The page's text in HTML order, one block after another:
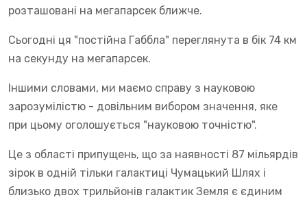
розташовані на мегапарсек ближче.
Сьогодні ця "постійна Габбла" переглянута в бік 74 км
на секунду на мегапарсек.
Іншими словами, ми маємо справу з науковою
зарозумілістю - довільним вибором значення, яке
при цьому оголошується "науковою точністю".
Це з області припущень, що за наявності 87 мільярдів
зірок в одній тільки галактиці Чумацький Шлях і
близько двох трильйонів галактик Земля є єдиним